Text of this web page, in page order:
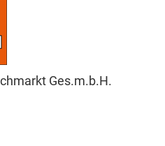
Ges.m.b.H.